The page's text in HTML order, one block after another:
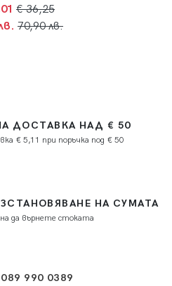
€ 36,25
70,90 лв.
ДОСТАВКА НАД € 50
€ 5,11 при поръчка под € 50
НА СУМАТА
да върнете стоката
089 990 0389